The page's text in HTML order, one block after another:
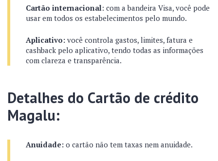
Cartão internacional: com a bandeira Visa, você pode
usar em todos os estabelecimentos pelo mundo.
Aplicativo: você controla gastos, limites, fatura e
cashback pelo aplicativo, tendo todas as informações
com clareza e transparência.
Detalhes do Cartão de crédito
Magalu:
Anuidade: o cartão não tem taxas nem anuidade.